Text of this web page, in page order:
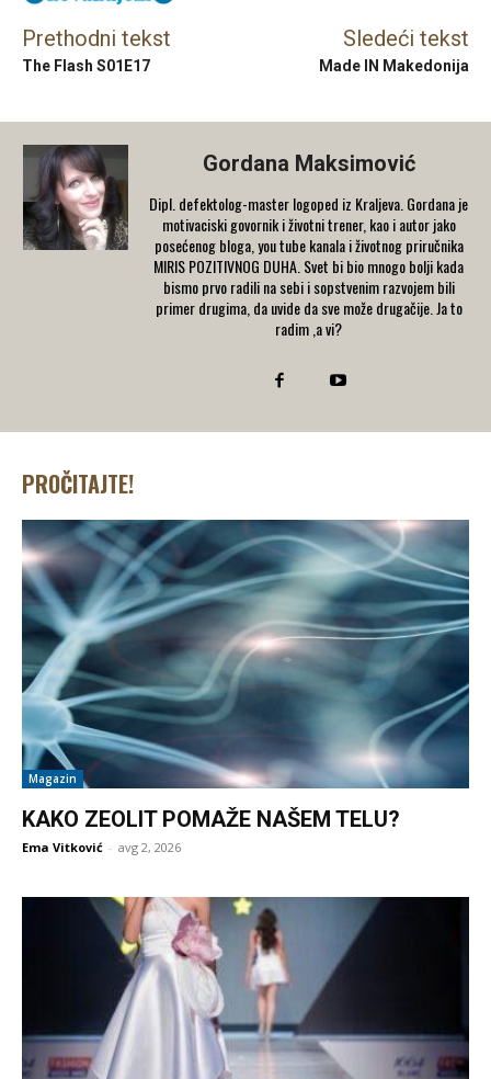
Prethodni tekst
The Flash S01E17
Sledeći tekst
Made IN Makedonija
Gordana Maksimović
Dipl. defektolog-master logoped iz Kraljeva. Gordana je
motivaciski govornik i životni trener, kao i autor jako
posećenog bloga, you tube kanala i životnog priručnika
MIRIS POZITIVNOG DUHA. Svet bi bio mnogo bolji kada
bismo prvo radili na sebi i sopstvenim razvojem bili
primer drugima, da uvide da sve može drugačije. Ja to
radim ,a vi?
PROČITAJTE!
Magazin
KAKO ZEOLIT POMAŽE NAŠEM TELU?
Ema Vitković - avg 2, 2026